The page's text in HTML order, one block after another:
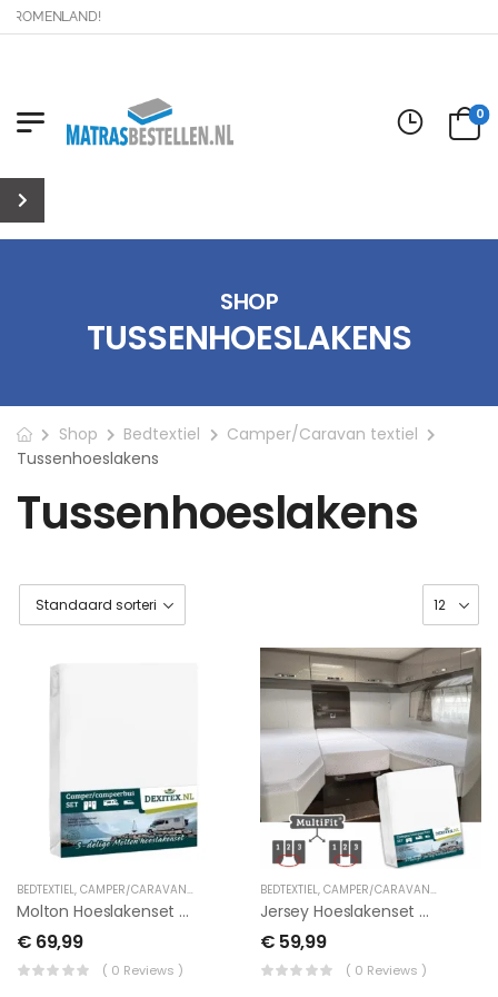
0
SHOP
TUSSENHOESLAKENS
Shop Bedtextiel
Camper/Caravan textiel
Tussenhoeslakens
Tussenhoeslakens
BEDTEXTIEL, CAMPER/CARAVAN TEXTIEL LENGTEBED,TUSSENHOESLAKENS
Molton Hoeslakenset – 3 Delig Met Midden Matras
€ 69,99
( 0 Reviews )
BEDTEXTIEL, CAMPER/CARAVAN TEXTIEL
Jersey Hoeslakenset – 3 Delig Met Midden Matras
€ 59,99
( 0 Reviews )